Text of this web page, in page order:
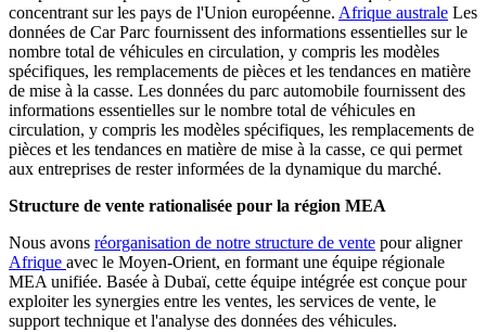
concentrant sur les pays de l'Union européenne. Afrique australe Les
données de Car Parc fournissent des informations essentielles sur le
nombre total de véhicules en circulation, y compris les modèles
spécifiques, les remplacements de pièces et les tendances en matière
de mise à la casse. Les données du parc automobile fournissent des
informations essentielles sur le nombre total de véhicules en
circulation, y compris les modèles spécifiques, les remplacements de
pièces et les tendances en matière de mise à la casse, ce qui permet
aux entreprises de rester informées de la dynamique du marché.
Structure de vente rationalisée pour la région MEA
Nous avons réorganisation de notre structure de vente pour aligner
Afrique avec le Moyen-Orient, en formant une équipe régionale
MEA unifiée. Basée à Dubaï, cette équipe intégrée est conçue pour
exploiter les synergies entre les ventes, les services de vente, le
support technique et l'analyse des données des véhicules.